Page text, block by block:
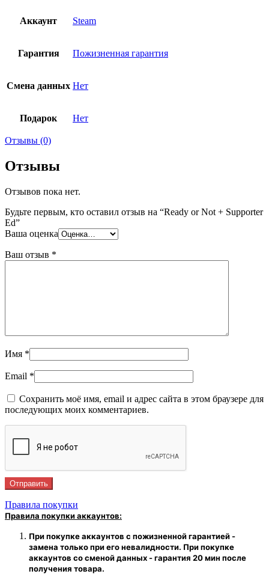
Аккаунт Steam
Гарантия Пожизненная гарантия
Смена данных Нет
Подарок Нет
Отзывы (0)
Отзывы
Отзывов пока нет.
Будьте первым, кто оставил отзыв на “Ready or Not + Supporter
Ed”
Ваша оценка
Ваш отзыв *
Имя *
Email *
Сохранить моё имя, email и адрес сайта в этом браузере для
последующих моих комментариев.
Правила покупки
Правила покупки аккаунтов:
При покупке аккаунтов с пожизненной гарантией -
замена только при его невалидности. При покупке
аккаунтов со сменой данных - гарантия 20 мин после
получения товара.